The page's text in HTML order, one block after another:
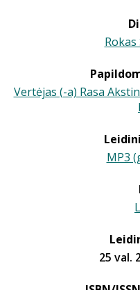
Vertėjas (-a) Rasa
MP3
25 val.